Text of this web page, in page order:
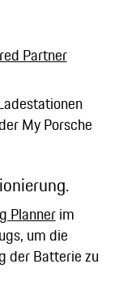
Partner
My Porsche
Plannerim
um die
der Batterie zu